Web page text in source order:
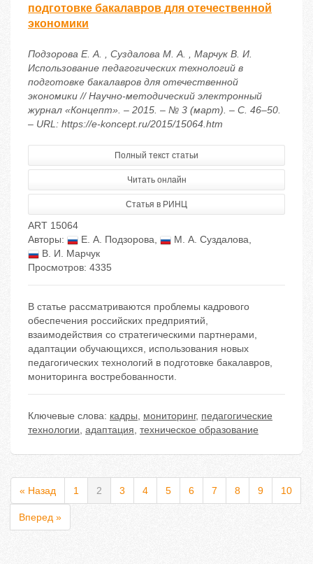
подготовке бакалавров для отечественной
экономики
Подзорова Е. А. , Суздалова М. А. , Марчук В. И.
Использование педагогических технологий в
подготовке бакалавров для отечественной
экономики // Научно-методический электронный
журнал «Концепт». – 2015. – № 3 (март). – С. 46–50.
– URL: https://e-koncept.ru/2015/15064.htm
Полный текст статьи
Читать онлайн
Статья в РИНЦ
ART 15064
Авторы:
Е. А. Подзорова, М. А. Суздалова,
В. И. Марчук
Просмотров: 4335
В статье рассматриваются проблемы кадрового
обеспечения российских предприятий,
взаимодействия со стратегическими партнерами,
адаптации обучающихся, использования новых
педагогических технологий в подготовке бакалавров,
мониторинга востребованности.
Ключевые слова: кадры, мониторинг, педагогические
технологии, адаптация, техническое образование
« Назад 1 2 3 4 5 6 7 8 9 10
Вперед »